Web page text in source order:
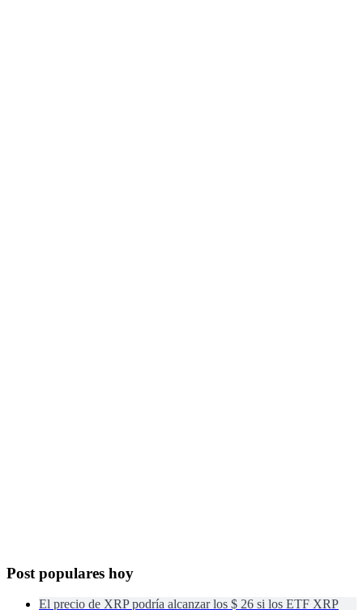
Post populares hoy
El precio de XRP podría alcanzar los $ 26 si los ETF XRP